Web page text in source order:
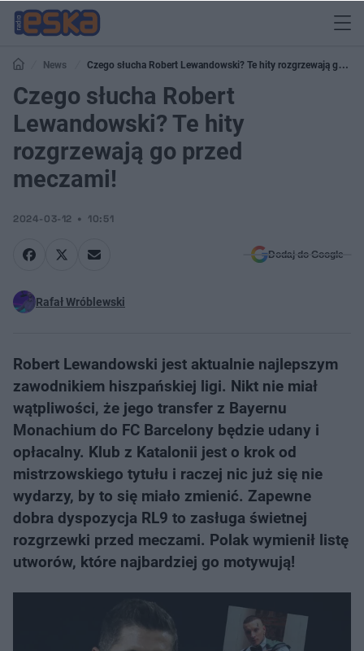
News
Czego słucha Robert Lewandowski? Te hity rozgrzewają go
przed meczami!
Czego słucha Robert
Lewandowski? Te hity
rozgrzewają go przed
meczami!
2024-03-12 10:51
Dodaj do Google
Rafał Wróblewski
Robert Lewandowski jest aktualnie najlepszym
zawodnikiem hiszpańskiej ligi. Nikt nie miał
wątpliwości, że jego transfer z Bayernu
Monachium do FC Barcelony będzie udany i
opłacalny. Klub z Katalonii jest o krok od
mistrzowskiego tytułu i raczej nic już się nie
wydarzy, by to się miało zmienić. Zapewne
dobra dyspozycja RL9 to zasługa świetnej
rozgrzewki przed meczami. Polak wymienił listę
utworów, które najbardziej go motywują!